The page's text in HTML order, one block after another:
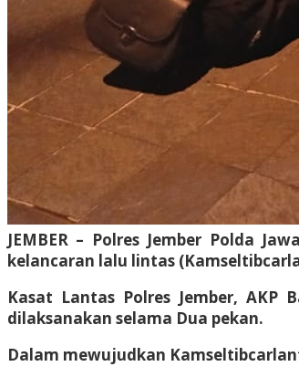
JEMBER – Polres Jember Polda
kelancaran lalu lintas
Kasat Lantas Polres Jember,
dilaksanakan selama Dua pekan.
Dalam mewujudkan